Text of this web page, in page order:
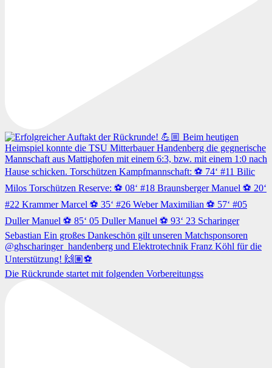
Die Rückrunde startet mit folgenden Vorbereitungss